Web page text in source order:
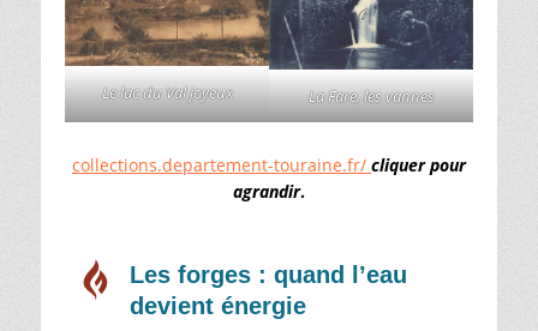
Le lac du Val joyeux La Fare, les vannes
collections.departement-touraine.fr/ cliquer pour
agrandir.
Les forges : quand l’eau
devient énergie